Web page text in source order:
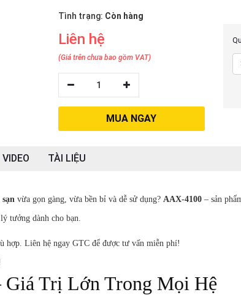
Tình trạng: Còn hàng
Liên hệ
(Giá trên chưa bao gồm VAT)
1
MUA NGAY
VIDEO TÀI LIỆU
vừa gọn gàng, vừa bền bỉ và dễ sử dụng? AAX-4100 – sản
tưởng dành cho bạn.
hợp. Liên hệ ngay GTC để được tư vấn miễn phí!
Trị Lớn Trong Mọi Hệ